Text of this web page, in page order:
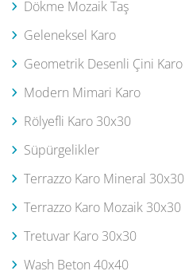
Dökme Mozaik Taş
Geleneksel Karo
Geometrik Desenli Çini Karo
Modern Mimari Karo
Rölyefli Karo 30x30
Süpürgelikler
Terrazzo Karo Mineral 30x30
Terrazzo Karo Mozaik 30x30
Tretuvar Karo 30x30
Wash Beton 40x40